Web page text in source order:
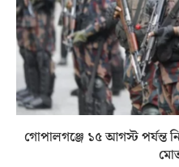
গোপালগঞ্জে ১৫ আগস্ট পর্যন্ত